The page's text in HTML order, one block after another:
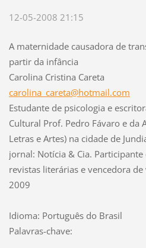
12-05-2008 21:15
A maternidade causadora de
partir da infância
Carolina Cristina Careta
carolina_careta@hotmail.com
Estudante de psicologia e
Cultural Prof. Pedro Fávaro e da
Letras e Artes) na cidade de
jornal: Notícia & Cia.
revistas literárias e vencedora
2009
Idioma: Português do Brasil
Palavras-chave: